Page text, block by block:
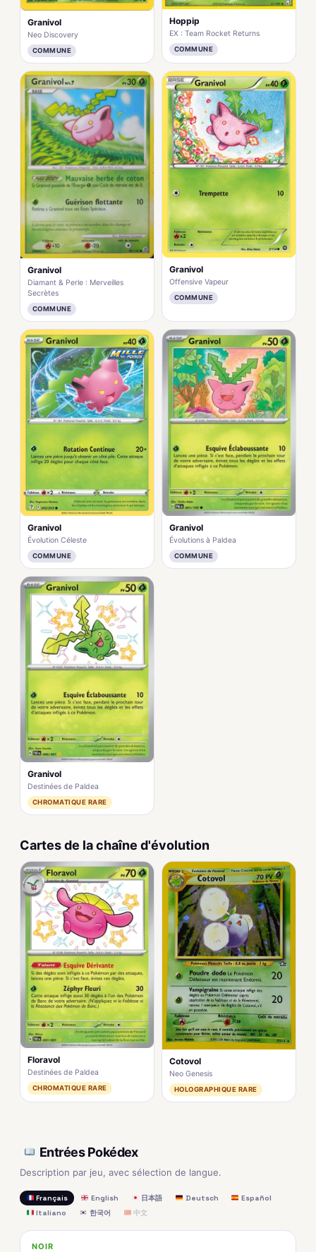
Granivol
Neo Discovery
COMMUNE
Hoppip
EX : Team Rocket Returns
COMMUNE
Granivol
Diamant & Perle : Merveilles
Secrètes
COMMUNE
Granivol
Offensive Vapeur
COMMUNE
Granivol
Évolution Céleste
COMMUNE
Granivol
Évolutions à Paldea
COMMUNE
Granivol
Destinées de Paldea
CHROMATIQUE RARE
Cartes de la chaîne d'évolution
Floravol
Destinées de Paldea
CHROMATIQUE RARE
Cotovol
Neo Genesis
HOLOGRAPHIQUE RARE
Entrées Pokédex
Description par jeu, avec sélection de langue.
Français English 日本語 Deutsch
Español
Italiano
한국어 中文
NOIR